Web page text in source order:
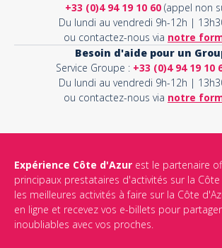
+33 (0)4 94 19 10 60 (appel non
Du lundi au vendredi 9h-12h |
ou contactez-nous via notre
Besoin d'aide pour un
Service Groupe : +33 (0)4 94 19 10
Du lundi au vendredi 9h-12h |
ou contactez-nous via notre
Expérience Côte d'Azur est le partenaire
principaux prestataires d'activités sur la Côte
les meilleures activités à faire sur la Côte
en ligne et recevez vos e-billets pour
inoubliables avec vos proches.